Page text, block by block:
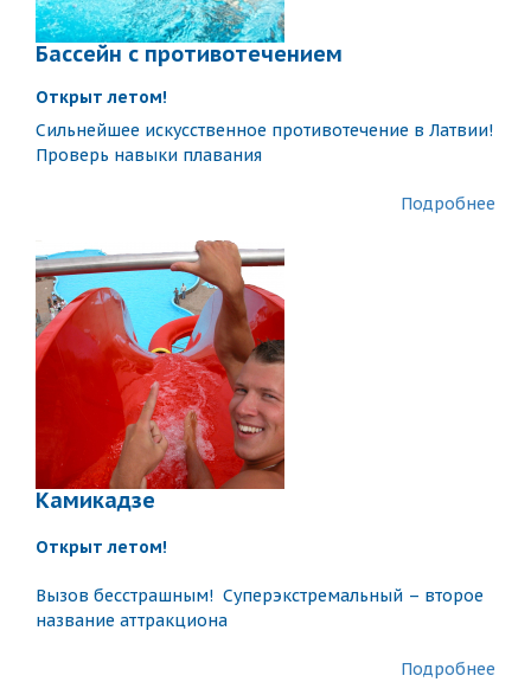
Бассейн с противотечением
Открыт летом!
Сильнейшее искусственное противотечение в Латвии!
Проверь навыки плавания
Подробнее
Камикадзе
Открыт летом!
Вызов бесстрашным! Суперэкстремальный – второе
название аттракциона
Подробнее